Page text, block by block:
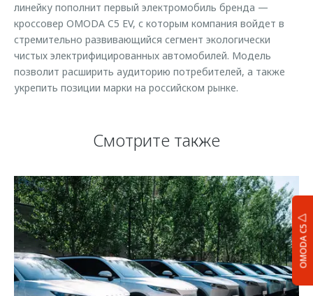
OMODA C5
линейку пополнит первый электромобиль бренда —
кроссовер OMODA C5 EV, с которым компания войдет в
стремительно развивающийся сегмент экологически
чистых электрифицированных автомобилей. Модель
позволит расширить аудиторию потребителей, а также
укрепить позиции марки на российском рынке.
Смотрите также